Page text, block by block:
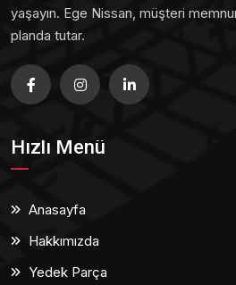
yaşayın. Ege Nissan, müşteri
planda tutar.
Hızlı Menü
Anasayfa
Hakkımızda
Yedek Parça